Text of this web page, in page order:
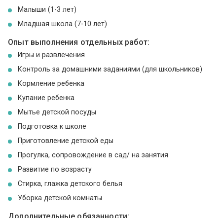
Малыши (1-3 лет)
Младшая школа (7-10 лет)
Опыт выполнения отдельных работ:
Игры и развлечения
Контроль за домашними заданиями (для школьников)
Кормление ребенка
Купание ребенка
Мытье детской посуды
Подготовка к школе
Приготовление детской еды
Прогулка, сопровождение в сад/ на занятия
Развитие по возрасту
Стирка, глажка детского белья
Уборка детской комнаты